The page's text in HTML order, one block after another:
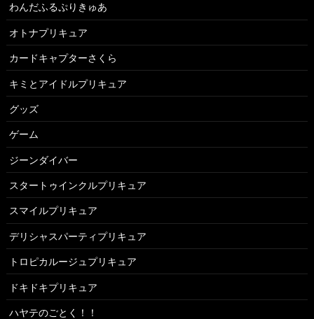
わんだふるぷりきゅあ
オトナプリキュア
カードキャプターさくら
キミとアイドルプリキュア
グッズ
ゲーム
ジーンダイバー
スタートゥインクルプリキュア
スマイルプリキュア
デリシャスパーティプリキュア
トロピカルージュプリキュア
ドキドキプリキュア
ハヤテのごとく！！